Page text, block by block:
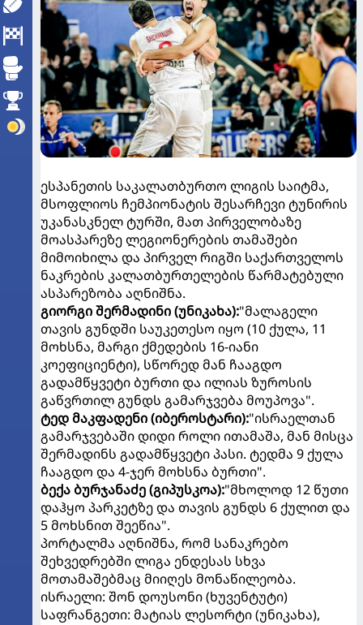
ესპანეთის საკალათბურთო ლიგის საიტმა,
მსოფლიოს ჩემპიონატის შესარჩევი ტუნირის
უკანასკნელ ტურში, მათ პირველობაზე
მოასპარეზე ლეგიონერების თამაშები
მიმოიხილა და პირველ რიგში საქართველოს
ნაკრების კალათბურთელების წარმატებული
ასპარეზობა აღნიშნა.
გიორგი შერმადინი (უნიკახა):"მალაგელი
თავის გუნდში საუკეთესო იყო (10 ქულა, 11
მოხსნა, მარგი ქმედების 16-იანი
კოეფიციენტი), სწორედ მან ჩააგდო
გადამწყვეტი ბურთი და ილიას ზუროსის
გაწვრთილ გუნდს გამარჯვება მოუპოვა".
ტედ მაკფადენი (იბეროსტარი):"ისრაელთან
გამარჯვებაში დიდი როლი ითამაშა, მან მისცა
შერმადინს გადამწყვეტი პასი. ტედმა 9 ქულა
ჩააგდო და 4-ჯერ მოხსნა ბურთი".
ბექა ბურჯანაძე (გიპუსკოა):"მხოლოდ 12 წუთი
დაჰყო პარკეტზე და თავის გუნდს 6 ქულით და
5 მოხსნით შეეწია".
პორტალმა აღნიშნა, რომ სანაკრებო
შეხვედრებში ლიგა ენდესას სხვა
მოთამაშებმაც მიიღეს მონაწილეობა.
ისრაელი: შონ დოუსონი (ხუვენტუტი)
საფრანგეთი: მატიას ლესორტი (უნიკახა),